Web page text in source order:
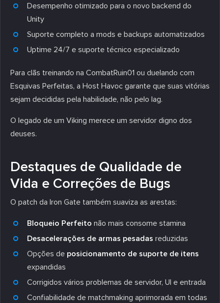
Desempenho otimizado para o novo backend do
Unity
Suporte completo a mods e backups automatizados
Uptime 24/7 e suporte técnico especializado
Para clãs treinando na CombatRuin01 ou duelando com
Esquivas Perfeitas, a Host Havoc garante que suas vitórias
sejam decididas pela habilidade, não pelo lag.
O legado de um Viking merece um servidor digno dos
deuses.
Destaques de Qualidade de
Vida e Correções de Bugs
O patch da Iron Gate também suaviza as arestas:
Bloqueio Perfeito não mais consome stamina
Desacelerações de armas pesadas reduzidas
Opções de posicionamento de suporte de itens
expandidas
Corrigidos vários problemas de servidor, UI e entrada
Confiabilidade de matchmaking aprimorada em todas